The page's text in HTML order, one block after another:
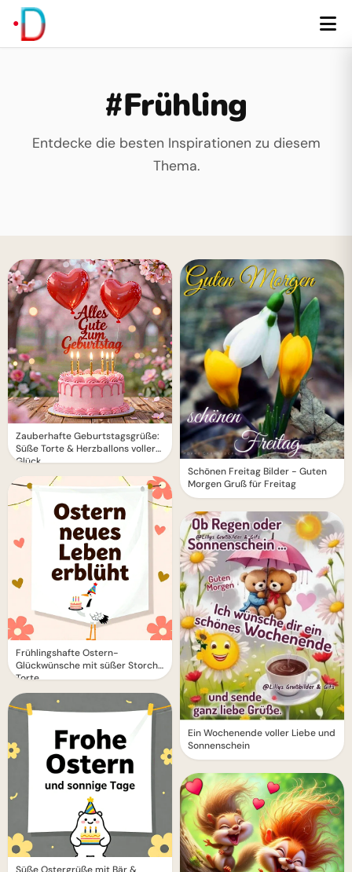
#Frühling
Entdecke die besten Inspirationen zu diesem
Thema.
Zauberhafte Geburtstagsgrüße:
Süße Torte & Herzballons voller
Glück
Frühlingshafte Ostern-
Glückwünsche mit süßer Storch-
Torte
Schönen Freitag Bilder - Guten
Morgen Gruß für Freitag
Ein Wochenende voller Liebe und
Sonnenschein